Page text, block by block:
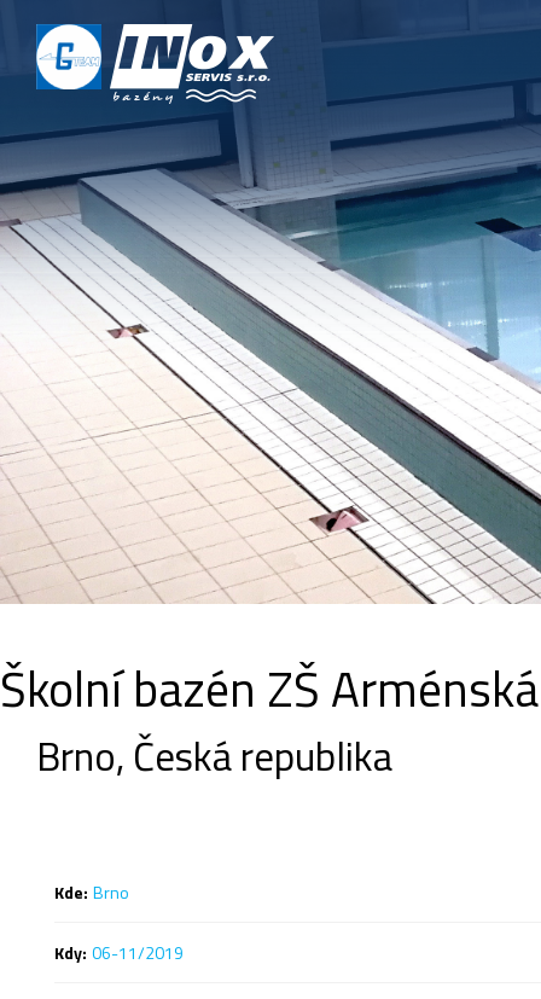
DOMŮ
O NÁS
PROJEKTY
REALIZACE
SERVIS
KONTAKT
Školní bazén ZŠ Arménská
Brno, Česká republika
Kde: Brno
Kdy: 06-11/2019